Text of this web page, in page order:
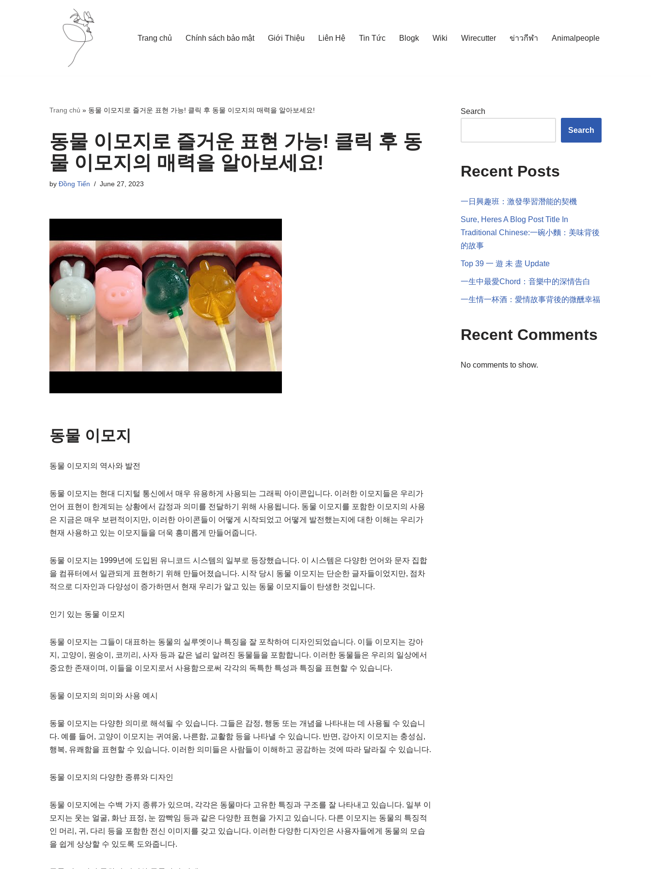
Trang chủ Chính sách bảo mật Giới Thiệu Liên Hệ Tin Tức Blogk Wiki Wirecutter ข่าวกีฬา Animalpeople
Trang chủ » 동물 이모지로 즐거운 표현 가능! 클릭 후 동물 이모지의 매력을 알아보세요!
동물 이모지로 즐거운 표현 가능! 클릭 후 동
물 이모지의 매력을 알아보세요!
by Đồng Tiến June 27, 2023
동물 이모지
동물 이모지의 역사와 발전
동물 이모지는 현대 디지털 통신에서 매우 유용하게 사용되는 그래픽 아이콘입니다. 이러한 이모지들은 우리가
언어 표현이 한계되는 상황에서 감정과 의미를 전달하기 위해 사용됩니다. 동물 이모지를 포함한 이모지의 사용
은 지금은 매우 보편적이지만, 이러한 아이콘들이 어떻게 시작되었고 어떻게 발전했는지에 대한 이해는 우리가
현재 사용하고 있는 이모지들을 더욱 흥미롭게 만들어줍니다.
동물 이모지는 1999년에 도입된 유니코드 시스템의 일부로 등장했습니다. 이 시스템은 다양한 언어와 문자 집합
을 컴퓨터에서 일관되게 표현하기 위해 만들어졌습니다. 시작 당시 동물 이모지는 단순한 글자들이었지만, 점차
적으로 디자인과 다양성이 증가하면서 현재 우리가 알고 있는 동물 이모지들이 탄생한 것입니다.
인기 있는 동물 이모지
동물 이모지는 그들이 대표하는 동물의 실루엣이나 특징을 잘 포착하여 디자인되었습니다. 이들 이모지는 강아
지, 고양이, 원숭이, 코끼리, 사자 등과 같은 널리 알려진 동물들을 포함합니다. 이러한 동물들은 우리의 일상에서
중요한 존재이며, 이들을 이모지로서 사용함으로써 각각의 독특한 특성과 특징을 표현할 수 있습니다.
동물 이모지의 의미와 사용 예시
동물 이모지는 다양한 의미로 해석될 수 있습니다. 그들은 감정, 행동 또는 개념을 나타내는 데 사용될 수 있습니
다. 예를 들어, 고양이 이모지는 귀여움, 나른함, 교활함 등을 나타낼 수 있습니다. 반면, 강아지 이모지는 충성심,
행복, 유쾌함을 표현할 수 있습니다. 이러한 의미들은 사람들이 이해하고 공감하는 것에 따라 달라질 수 있습니다.
동물 이모지의 다양한 종류와 디자인
동물 이모지에는 수백 가지 종류가 있으며, 각각은 동물마다 고유한 특징과 구조를 잘 나타내고 있습니다. 일부 이
모지는 웃는 얼굴, 화난 표정, 눈 깜빡임 등과 같은 다양한 표현을 가지고 있습니다. 다른 이모지는 동물의 특징적
인 머리, 귀, 다리 등을 포함한 전신 이미지를 갖고 있습니다. 이러한 다양한 디자인은 사용자들에게 동물의 모습
을 쉽게 상상할 수 있도록 도와줍니다.
Search
Search
Recent Posts
一日興趣班：激發學習潛能的契機
Sure, Heres A Blog Post Title In
Traditional Chinese:一碗小麵：美味背後
的故事
Top 39 一 遊 未 盡 Update
一生中最愛Chord：音樂中的深情告白
一生情一杯酒：愛情故事背後的微醺幸福
Recent Comments
No comments to show.